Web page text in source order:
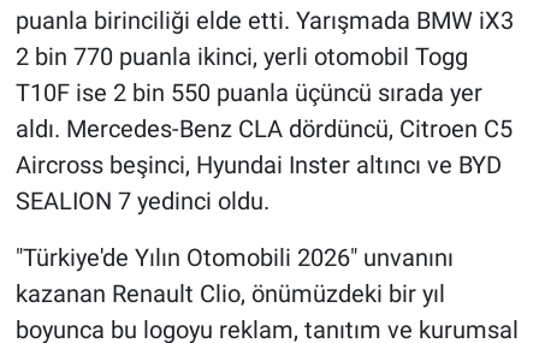
puanla birinciliği elde etti. Yarışmada BMW iX3
2 bin 770 puanla ikinci, yerli otomobil Togg
T10F ise 2 bin 550 puanla üçüncü sırada yer
aldı. Mercedes-Benz CLA dördüncü, Citroen C5
Aircross beşinci, Hyundai Inster altıncı ve BYD
SEALION 7 yedinci oldu.
"Türkiye'de Yılın Otomobili 2026" unvanını
kazanan Renault Clio, önümüzdeki bir yıl
boyunca bu logoyu reklam, tanıtım ve kurumsal